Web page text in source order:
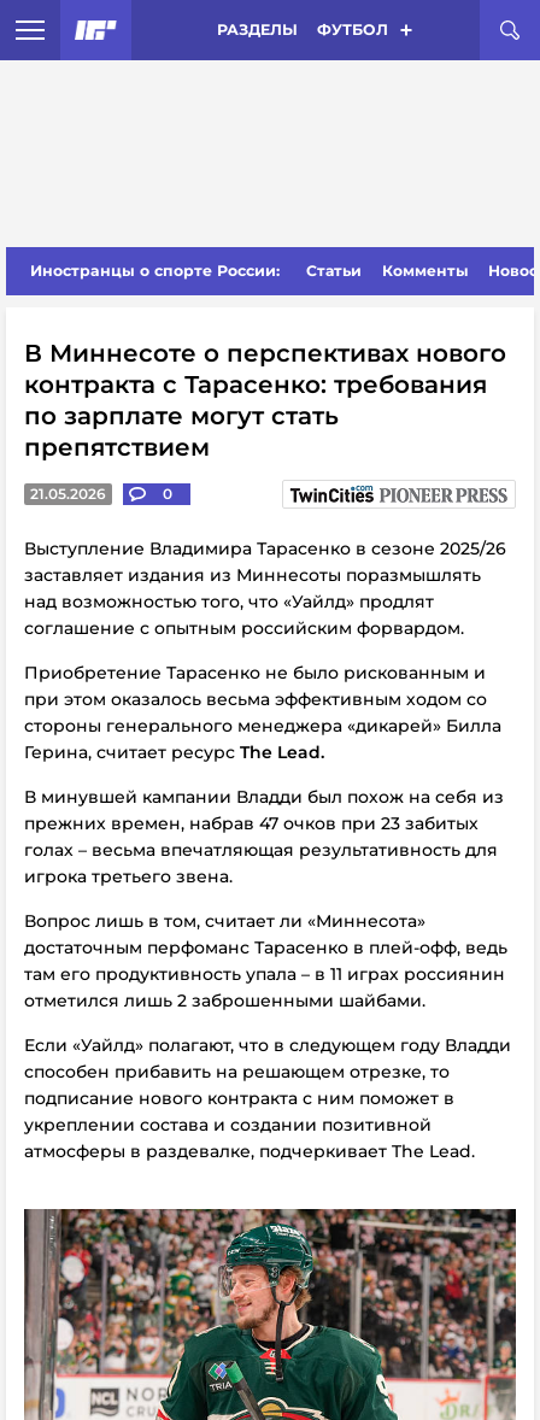
РАЗДЕЛЫ ФУТБОЛ
Иностранцы о спорте России: Статьи Комменты
В Миннесоте о перспективах нового
контракта с Тарасенко: требования
по зарплате могут стать
препятствием
21.05.2026 0
Выступление Владимира Тарасенко в сезоне 2025/26
заставляет издания из Миннесоты поразмышлять
над возможностью того, что «Уайлд» продлят
соглашение с опытным российским форвардом.
Приобретение Тарасенко не было рискованным и
при этом оказалось весьма эффективным ходом со
стороны генерального менеджера «дикарей» Билла
Герина, считает ресурс The Lead.
В минувшей кампании Владди был похож на себя из
прежних времен, набрав 47 очков при 23 забитых
голах – весьма впечатляющая результативность для
игрока третьего звена.
Вопрос лишь в том, считает ли «Миннесота»
достаточным перфоманс Тарасенко в плей-офф, ведь
там его продуктивность упала – в 11 играх россиянин
отметился лишь 2 заброшенными шайбами.
Если «Уайлд» полагают, что в следующем году Владди
способен прибавить на решающем отрезке, то
подписание нового контракта с ним поможет в
укреплении состава и создании позитивной
атмосферы в раздевалке, подчеркивает The Lead.